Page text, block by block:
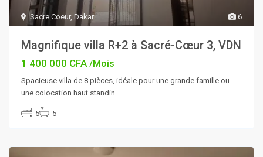
6
Sacre Coeur, Dakar
Magnifique villa R+2 à Sacré-Cœur 3, VDN
1 400 000 CFA/Mois
Spacieuse villa de 8 pièces, idéale pour une grande famille ou
une colocation haut standin
5 5